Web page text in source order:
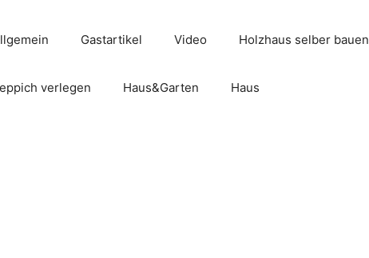
Gastartikel Video Holzhaus selber bauen
verlegen Haus&Garten Haus